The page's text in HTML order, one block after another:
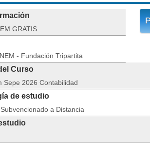
GRATIS
- Fundación Tripartita
Curso
Sepe 2026 Contabilidad
de estudio
a Distancia